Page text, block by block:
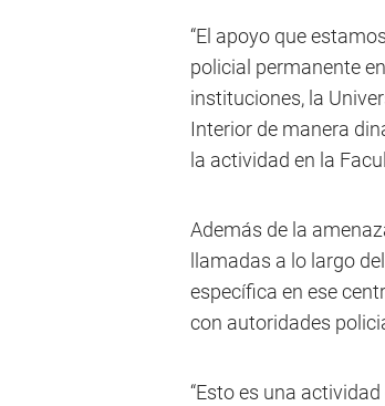
“El apoyo que
policial permanente
instituciones, la
Interior de manera
la actividad en la
Además de la
llamadas a lo largo
específica en ese
con autoridades
“Esto es una